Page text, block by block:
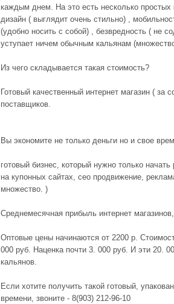
каждым днем. На это есть несколько простых
дизайн ( выглядит очень стильно) ,
(удобно носить с собой) , безвредность ( не
уступает ничем обычным кальянам
Из чего складывается такая стоимость?
Готовый качественный интернет магазин ( за
поставщиков.
Вы экономите не только деньги но и свое
готовый бизнес, который нужно только
на купонных сайтах, ceo продвижение,
множество. )
Среднемесячная прибыль интернет
Оптовые цены начинаются от 2200 р.
000 руб. Наценка почти 3. 000 руб. И эти 20.
кальянов.
Если хотите получить такой готовый,
времени, звоните - 8(903) 212-96-10